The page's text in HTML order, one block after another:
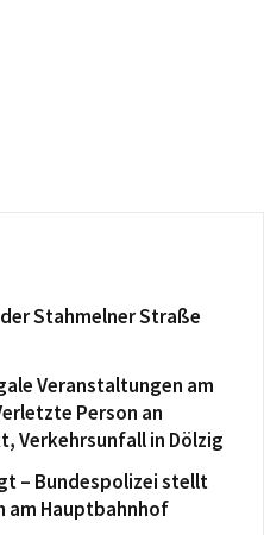
Stahmelner Straße
Veranstaltungen am
Person an
Verkehrsunfall in Dölzig
– Bundespolizei stellt
am Hauptbahnhof